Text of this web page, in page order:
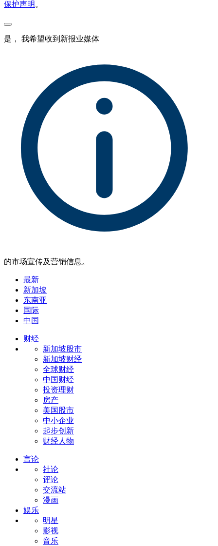
保护声明 。
是， 我希望收到新报业媒体
的市场宣传及营销信息。
最新
新加坡
东南亚
国际
中国
财经
新加坡股市
新加坡财经
全球财经
中国财经
投资理财
房产
美国股市
中小企业
起步创新
财经人物
言论
社论
评论
交流站
漫画
娱乐
明星
影视
音乐